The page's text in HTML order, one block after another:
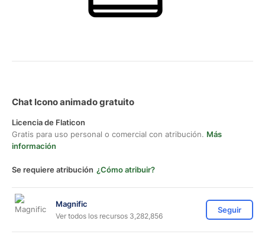
Chat Icono animado gratuito
Licencia de Flaticon
Gratis para uso personal o comercial con atribución. Más
información
Se requiere atribución ¿Cómo atribuir?
Magnific
Ver todos los recursos 3,282,856
Seguir